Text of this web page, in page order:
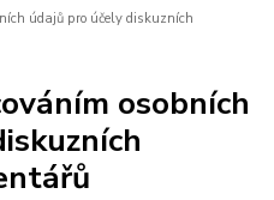
údajů pro účely diskuzních
osobních